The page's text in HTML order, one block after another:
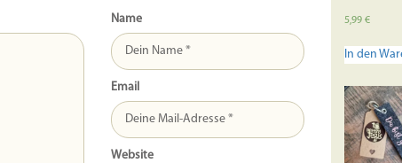
Name
Email
Website
5,99 €
In den